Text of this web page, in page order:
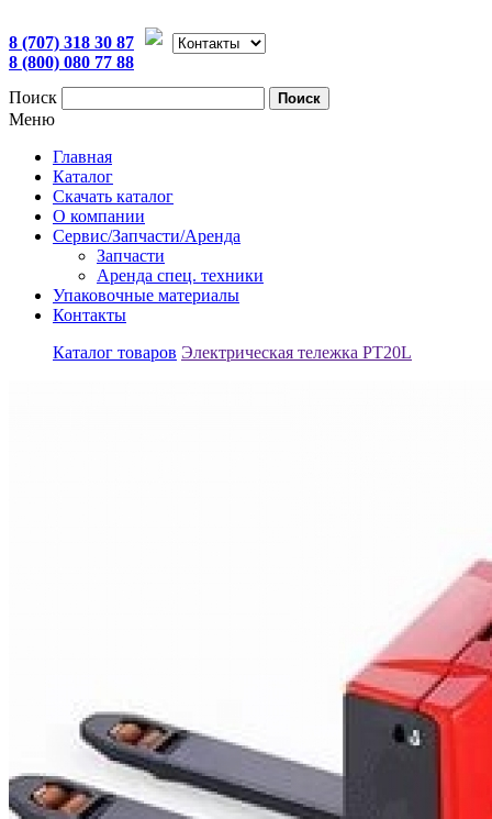
8 (707) 318 30 87
8 (800) 080 77 88
Поиск
Поиск
Меню
Главная
Каталог
Скачать каталог
О компании
Сервис/Запчасти/Аренда
Запчасти
Аренда спец. техники
Упаковочные материалы
Контакты
Каталог товаров Электрическая тележка PT20L